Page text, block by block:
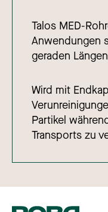
Talos MED-
Anwendungen
geraden
Wird mit
Partikel
Transports zu